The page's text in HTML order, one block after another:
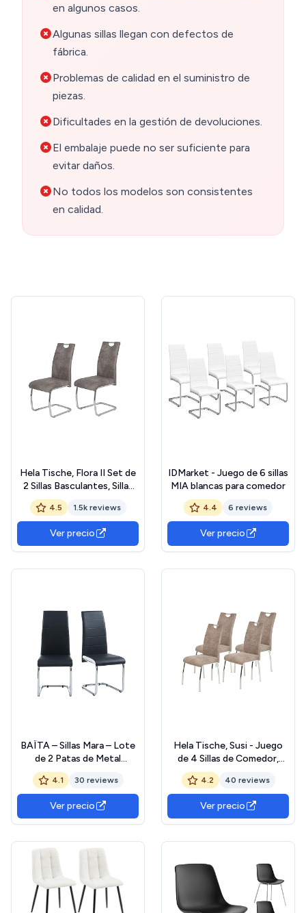
en algunos casos.
Algunas sillas llegan con defectos de
fábrica.
Problemas de calidad en el suministro de
piezas.
Dificultades en la gestión de devoluciones.
El embalaje puede no ser suficiente para
evitar daños.
No todos los modelos son consistentes
en calidad.
Hela Tische, Flora II Set de
2 Sillas Basculantes, Sillas
de Cocina de Microfibra
Gris de Aspecto Vintage,
Estructura de Tubo
Redondo Cromado,
Respaldo con Agarre
4.5 1.5k reviews
Ver precio
IDMarket - Juego de 6 sillas
MIA blancas para comedor
4.4 6 reviews
Ver precio
BAÏTA – Sillas Mara – Lote
de 2 Patas de Metal
Cromado
4.1 30 reviews
Ver precio
Hela Tische, Susi - Juego
de 4 Sillas de Comedor,
Microfibra, Vintage,
Estructura de Metal Y
Mango Cromado, Beige
4.2 40 reviews
Ver precio